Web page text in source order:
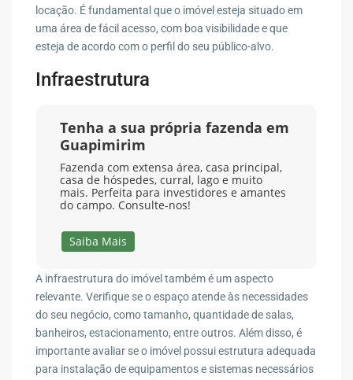
locação. É fundamental que o imóvel esteja situado em
uma área de fácil acesso, com boa visibilidade e que
esteja de acordo com o perfil do seu público-alvo.
Infraestrutura
Tenha a sua própria fazenda em
Guapimirim
Fazenda com extensa área, casa principal,
casa de hóspedes, curral, lago e muito
mais. Perfeita para investidores e amantes
do campo. Consulte-nos!
Saiba Mais
A infraestrutura do imóvel também é um aspecto
relevante. Verifique se o espaço atende às necessidades
do seu negócio, como tamanho, quantidade de salas,
banheiros, estacionamento, entre outros. Além disso, é
importante avaliar se o imóvel possui estrutura adequada
para instalação de equipamentos e sistemas necessários